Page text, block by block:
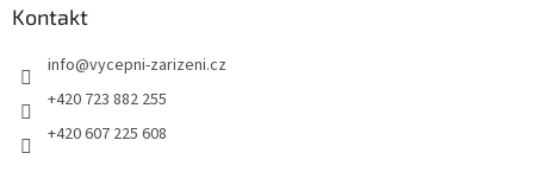
Kontakt
info@vycepni-zarizeni.cz
+420 723 882 255
+420 607 225 608